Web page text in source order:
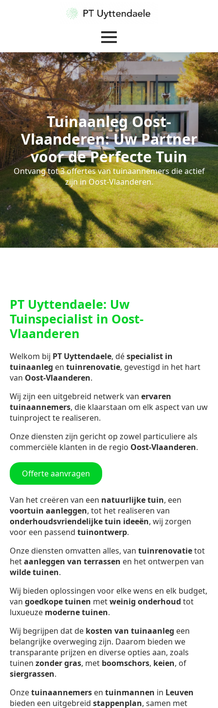
Tuinaanleg Oost-
Vlaanderen: Uw Partner
voor de Perfecte Tuin
Ontvang tot 3 offertes van tuinaannemers die actief
zijn in Oost-Vlaanderen.
PT Uyttendaele: Uw
Tuinspecialist in Oost-
Vlaanderen
Welkom bij PT Uyttendaele, déspecialist in
tuinaanleg en tuinrenovatie, gevestigd in het hart
van Oost-Vlaanderen.
Wij zijn een uitgebreid netwerk van ervaren
tuinaannemers, die klaarstaan om elk aspect van uw
tuinproject te realiseren.
Onze diensten zijn gericht op zowel particuliere als
commerciële klanten in de regio Oost-Vlaanderen.
Offerte aanvragen
Van het creëren van een natuurlijke tuin, een
voortuin aanleggen, tot het realiseren van
onderhoudsvriendelijke tuin ideeën, wij zorgen
voor een passend tuinontwerp.
Onze diensten omvatten alles, van tuinrenovatietot
hetaanleggen van terrassen en het ontwerpen van
wilde tuinen.
Wij bieden oplossingen voor elke wens en elk budget,
van goedkope tuinen metweinig onderhoud tot
luxueuze moderne tuinen.
Wij begrijpen dat de kosten van tuinaanleg een
belangrijke overweging zijn. Daarom bieden we
transparante prijzen en diverse opties aan, zoals
tuinen zonder gras, met boomschors, keien, of
siergrassen.
Onzetuinaannemers en tuinmannen in Leuven
bieden een uitgebreid stappenplan, samen met